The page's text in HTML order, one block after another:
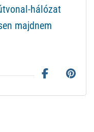
hálózat
majdnem